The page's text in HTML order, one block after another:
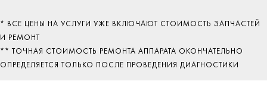
* ВСЕ ЦЕНЫ НА УСЛУГИ УЖЕ ВКЛЮЧАЮТ СТОИМОСТЬ ЗАПЧАСТЕЙ
И РЕМОНТ
** ТОЧНАЯ СТОИМОСТЬ РЕМОНТА АППАРАТА ОКОНЧАТЕЛЬНО
ОПРЕДЕЛЯЕТСЯ ТОЛЬКО ПОСЛЕ ПРОВЕДЕНИЯ ДИАГНОСТИКИ